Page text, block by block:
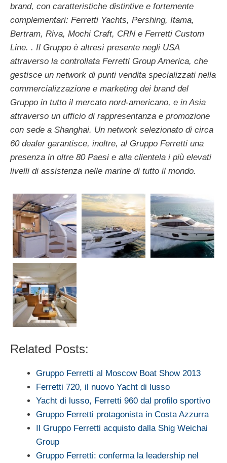
brand, con caratteristiche distintive e fortemente
complementari: Ferretti Yachts, Pershing, Itama,
Bertram, Riva, Mochi Craft, CRN e Ferretti Custom
Line. . Il Gruppo è altresì presente negli USA
attraverso la controllata Ferretti Group America, che
gestisce un network di punti vendita specializzati nella
commercializzazione e marketing dei brand del
Gruppo in tutto il mercato nord-americano, e in Asia
attraverso un ufficio di rappresentanza e promozione
con sede a Shanghai. Un network selezionato di circa
60 dealer garantisce, inoltre, al Gruppo Ferretti una
presenza in oltre 80 Paesi e alla clientela i più elevati
livelli di assistenza nelle marine di tutto il mondo.
Related Posts:
Gruppo Ferretti al Moscow Boat Show 2013
Ferretti 720, il nuovo Yacht di lusso
Yacht di lusso, Ferretti 960 dal profilo sportivo
Gruppo Ferretti protagonista in Costa Azzurra
Il Gruppo Ferretti acquisto dalla Shig Weichai
Group
Gruppo Ferretti: conferma la leadership nel